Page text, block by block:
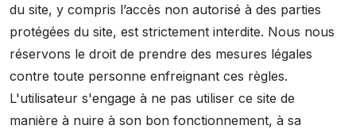
du site, y compris l’accès non autorisé à des parties
protégées du site, est strictement interdite. Nous nous
réservons le droit de prendre des mesures légales
contre toute personne enfreignant ces règles.
L'utilisateur s'engage à ne pas utiliser ce site de
manière à nuire à son bon fonctionnement, à sa